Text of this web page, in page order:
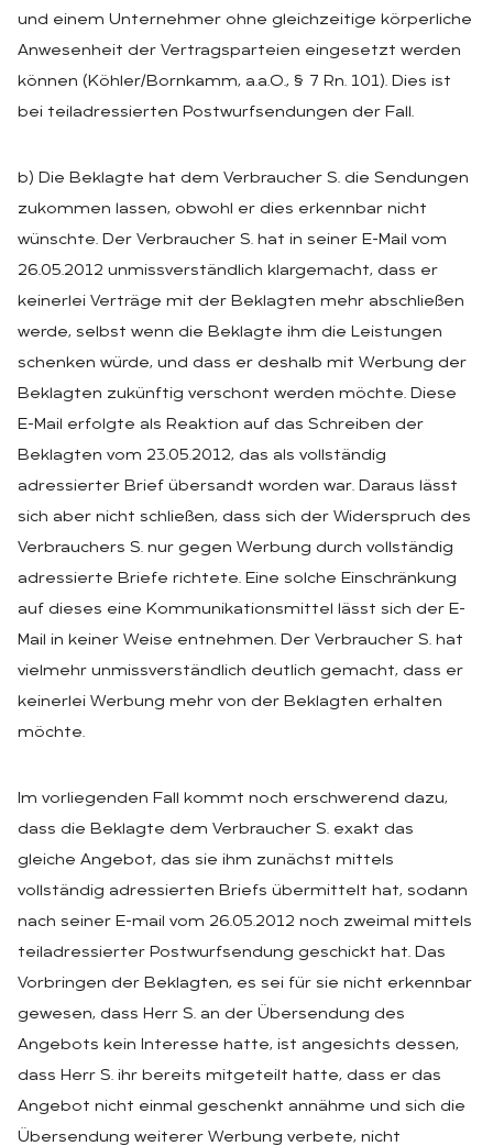
und einem Unternehmer ohne gleichzeitige körperliche
Anwesenheit der Vertragsparteien eingesetzt werden
können (Köhler/Bornkamm, a.a.O., § 7 Rn. 101). Dies ist
bei teiladressierten Postwurfsendungen der Fall.
b) Die Beklagte hat dem Verbraucher S. die Sendungen
zukommen lassen, obwohl er dies erkennbar nicht
wünschte. Der Verbraucher S. hat in seiner E-Mail vom
26.05.2012 unmissverständlich klargemacht, dass er
keinerlei Verträge mit der Beklagten mehr abschließen
werde, selbst wenn die Beklagte ihm die Leistungen
schenken würde, und dass er deshalb mit Werbung der
Beklagten zukünftig verschont werden möchte. Diese
E-Mail erfolgte als Reaktion auf das Schreiben der
Beklagten vom 23.05.2012, das als vollständig
adressierter Brief übersandt worden war. Daraus lässt
sich aber nicht schließen, dass sich der Widerspruch des
Verbrauchers S. nur gegen Werbung durch vollständig
adressierte Briefe richtete. Eine solche Einschränkung
auf dieses eine Kommunikationsmittel lässt sich der E-
Mail in keiner Weise entnehmen. Der Verbraucher S. hat
vielmehr unmissverständlich deutlich gemacht, dass er
keinerlei Werbung mehr von der Beklagten erhalten
möchte.
Im vorliegenden Fall kommt noch erschwerend dazu,
dass die Beklagte dem Verbraucher S. exakt das
gleiche Angebot, das sie ihm zunächst mittels
vollständig adressierten Briefs übermittelt hat, sodann
nach seiner E-mail vom 26.05.2012 noch zweimal mittels
teiladressierter Postwurfsendung geschickt hat. Das
Vorbringen der Beklagten, es sei für sie nicht erkennbar
gewesen, dass Herr S. an der Übersendung des
Angebots kein Interesse hatte, ist angesichts dessen,
dass Herr S. ihr bereits mitgeteilt hatte, dass er das
Angebot nicht einmal geschenkt annähme und sich die
Übersendung weiterer Werbung verbete, nicht